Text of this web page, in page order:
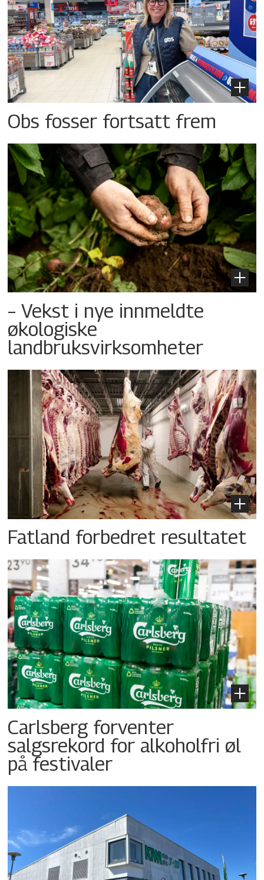
Obs fosser fortsatt frem
– Vekst i nye innmeldte
økologiske
landbruksvirksomheter
Fatland forbedret resultatet
Carlsberg forventer
salgsrekord for alkoholfri øl
på festivaler